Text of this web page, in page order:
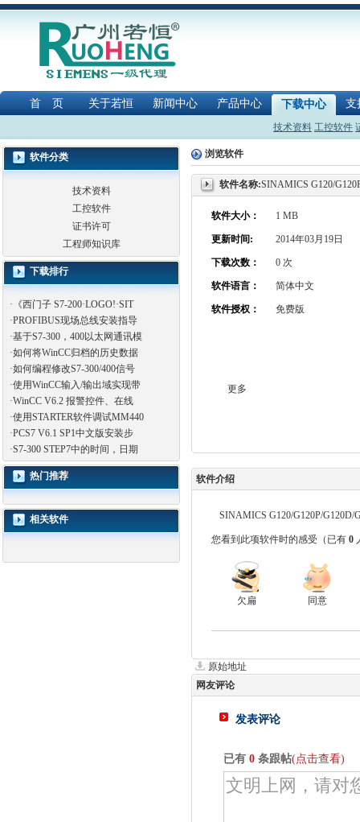
首 页 关于若恒 新闻中心 产品中心 下载中心 支
技术资料 工控软件
软件分类
技术资料
工控软件
证书许可
工程师知识库
下载排行
· 《西门子 S7-200·LOGO!·SIT
·PROFIBUS现场总线安装指导
·基于S7-300，400以太网通讯模
·如何将WinCC归档的历史数据
·如何编程修改S7-300/400信号
·使用WinCC输入/输出域实现带
·WinCC V6.2 报警控件、在线
·使用STARTER软件调试MM440
·PCS7 V6.1 SP1中文版安装步
·S7-300 STEP7中的时间，日期
热门推荐
相关软件
浏览软件
软件名称:SINAMICS G120/
软件大小： 1 MB
更新时间: 2014年03月19日
下载次数： 0 次
软件语言： 简体中文
软件授权： 免费版
更多
软件介绍
SINAMICS G120/G120P/
您看到此项软件时的感受 （已有 0
欠扁 同意
原始地址
网友评论
发表评论
已有 0 条跟帖(点击查看)